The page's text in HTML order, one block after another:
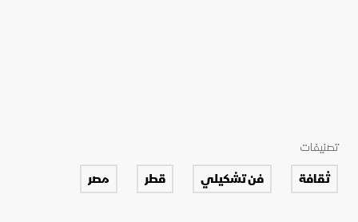
تصنيفات
ثقافة فن تشكيلي قطر مصر